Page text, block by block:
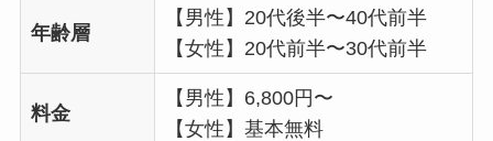
年齢層
【男性】20代後半〜40代前半
【女性】20代前半〜30代前半
料金
【男性】6,800円〜
【女性】基本無料